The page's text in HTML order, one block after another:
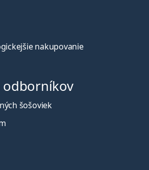
nakupovanie
odborníkov
šošoviek